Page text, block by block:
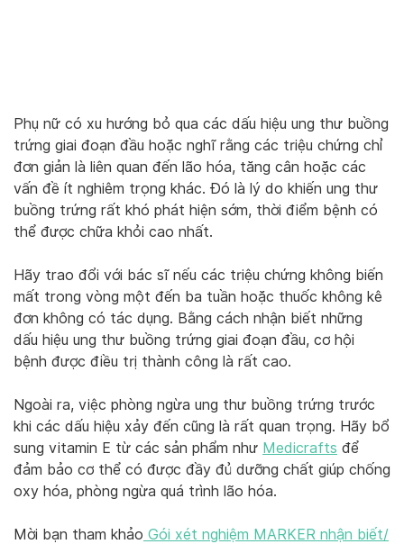
Phụ nữ có xu hướng bỏ qua các dấu hiệu ung thư buồng
trứng giai đoạn đầu hoặc nghĩ rằng các triệu chứng chỉ
đơn giản là liên quan đến lão hóa, tăng cân hoặc các
vấn đề ít nghiêm trọng khác. Đó là lý do khiến ung thư
buồng trứng rất khó phát hiện sớm, thời điểm bệnh có
thể được chữa khỏi cao nhất.
Hãy trao đổi với bác sĩ nếu các triệu chứng không biến
mất trong vòng một đến ba tuần hoặc thuốc không kê
đơn không có tác dụng. Bằng cách nhận biết những
dấu hiệu ung thư buồng trứng giai đoạn đầu, cơ hội
bệnh được điều trị thành công là rất cao.
Ngoài ra, việc phòng ngừa ung thư buồng trứng trước
khi các dấu hiệu xảy đến cũng là rất quan trọng. Hãy bổ
sung vitamin E từ các sản phẩm như Medicrafts để
đảm bảo cơ thể có được đầy đủ dưỡng chất giúp chống
oxy hóa, phòng ngừa quá trình lão hóa.
Mời bạn tham khảo Gói xét nghiệm MARKER nhận biết/